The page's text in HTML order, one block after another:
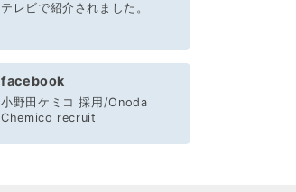
テレビで紹介されました。
facebook
小野田ケミコ 採用/Onoda
Chemico recruit